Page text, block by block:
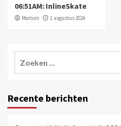
06:51AM: InlineSkate
Mortum 1 augustus 2024
Recente berichten